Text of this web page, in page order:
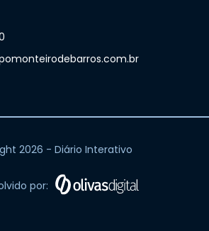
2026 - Diário Interativo
por: